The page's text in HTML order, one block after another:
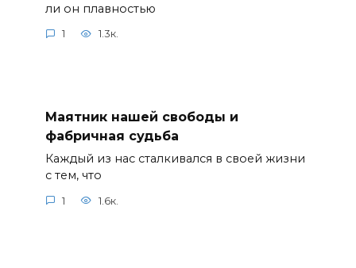
ли он плавностью
1 1.3к.
Маятник нашей свободы и
фабричная судьба
Каждый из нас сталкивался в своей жизни
с тем, что
1 1.6к.